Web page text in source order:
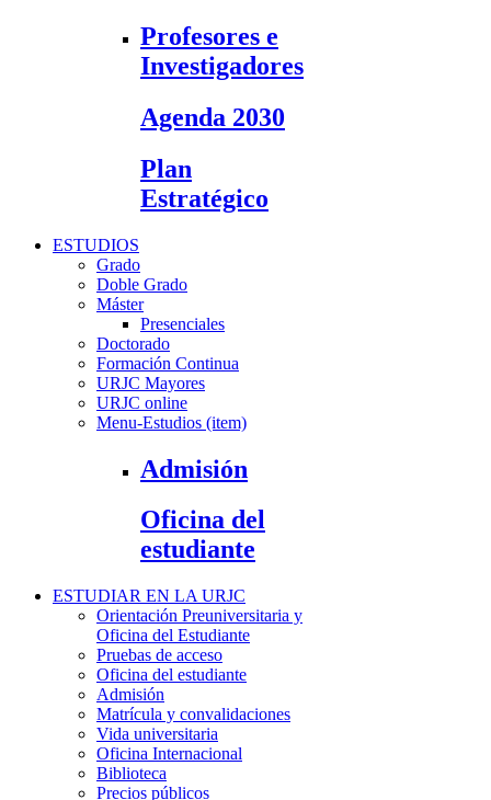
Profesores e
Investigadores
Agenda 2030
Plan
Estratégico
ESTUDIOS
Grado
Doble Grado
Máster
Presenciales
Doctorado
Formación Continua
URJC Mayores
URJC online
Menu-Estudios (item)
Admisión
Oficina del
estudiante
ESTUDIAR EN LA URJC
Orientación Preuniversitaria y
Oficina del Estudiante
Pruebas de acceso
Oficina del estudiante
Admisión
Matrícula y convalidaciones
Vida universitaria
Oficina Internacional
Biblioteca
Precios públicos